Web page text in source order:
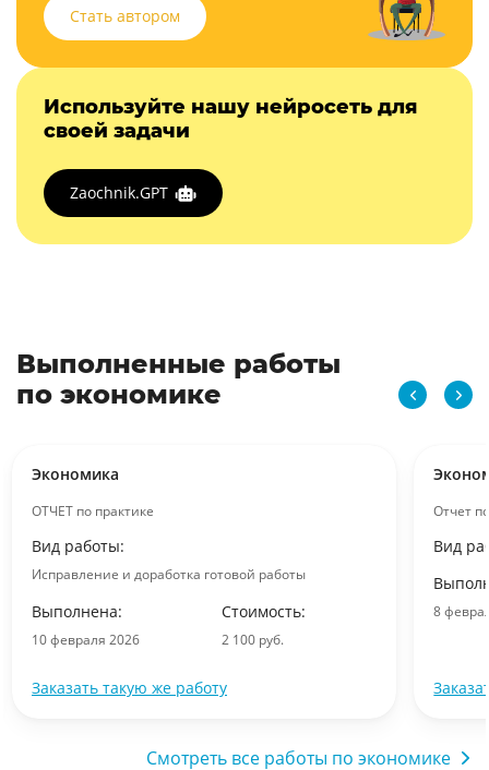
Стать автором
Используйте нашу нейросеть для
своей задачи
Zaochnik.GPT
Выполненные работы
по экономике
Экономика
ОТЧЕТ по практике
Вид работы:
Исправление и доработка готовой работы
Выполнена:
10 февраля 2026
Стоимость:
2 100 руб.
Заказать такую же работу
Отчет
Вид
8
Смотреть все работы по экономике